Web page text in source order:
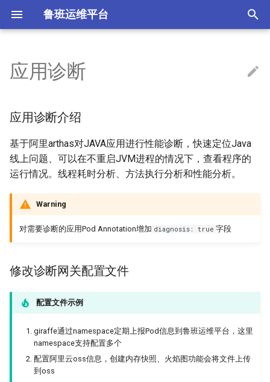
鲁班运维平台
y
o
s
t
a
s
Docker
同步主机
中转网关
资产授权
远程登陆
接入集群
节点管理
命名空间
工作负载
存储管理
网络管理
事件管理
应用诊断介绍
修改诊断网关配置文件
启动giraffe-gateway
线程状态
源码查看
线程堆栈
隧道转发
操作审计
系统管理
更新日志
如何升级
应用诊断
应用诊断介绍
基于阿里arthas对JAVA应用进行性能诊断，快速定位Java
线上问题、可以在不重启JVM进程的情况下，查看程序的
运行情况。线程耗时分析、方法执行分析和性能分析。
Warning
对需要诊断的应用Pod Annotation增加 diagnosis: true 字段
修改诊断网关配置文件
配置文件示例
giraffe通过namespace定期上报Pod信息到鲁班运维平台，这里
namespace支持配置多个
配置阿里云oss信息，创建内存快照、火焰图功能会将文件上传
到oss